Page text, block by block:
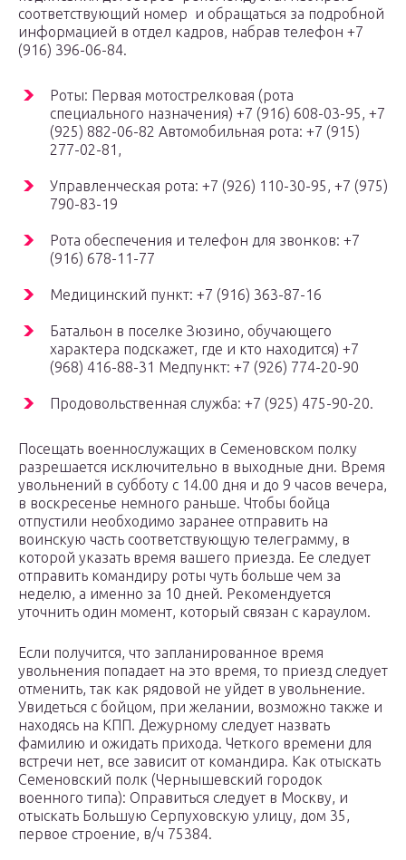
соответствующий номер и обращаться за подробной
информацией в отдел кадров, набрав телефон +7
(916) 396-06-84.
Роты: Первая мотострелковая (рота
специального назначения) +7 (916) 608-03-95, +7
(925) 882-06-82 Автомобильная рота: +7 (915)
277-02-81,
Управленческая рота: +7 (926) 110-30-95, +7 (975)
790-83-19
Рота обеспечения и телефон для звонков: +7
(916) 678-11-77
Медицинский пункт: +7 (916) 363-87-16
Батальон в поселке Зюзино, обучающего
характера подскажет, где и кто находится) +7
(968) 416-88-31 Медпункт: +7 (926) 774-20-90
Продовольственная служба: +7 (925) 475-90-20.
Посещать военнослужащих в Семеновском полку
разрешается исключительно в выходные дни. Время
увольнений в субботу с 14.00 дня и до 9 часов вечера,
в воскресенье немного раньше. Чтобы бойца
отпустили необходимо заранее отправить на
воинскую часть соответствующую телеграмму, в
которой указать время вашего приезда. Ее следует
отправить командиру роты чуть больше чем за
неделю, а именно за 10 дней. Рекомендуется
уточнить один момент, который связан с караулом.
Если получится, что запланированное время
увольнения попадает на это время, то приезд следует
отменить, так как рядовой не уйдет в увольнение.
Увидеться с бойцом, при желании, возможно также и
находясь на КПП. Дежурному следует назвать
фамилию и ожидать прихода. Четкого времени для
встречи нет, все зависит от командира. Как отыскать
Семеновский полк (Чернышевский городок
военного типа): Оправиться следует в Москву, и
отыскать Большую Серпуховскую улицу, дом 35,
первое строение, в/ч 75384.